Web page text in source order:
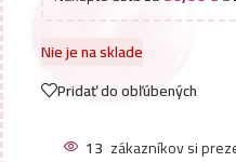
Nie je na sklade
Pridať do obľúbených
13 zákazníkov si